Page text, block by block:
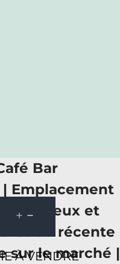
À VENDRE
Bar
Emplacement
et
récente
sur le marché |